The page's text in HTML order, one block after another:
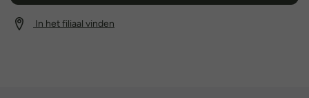
In het filiaal vinden